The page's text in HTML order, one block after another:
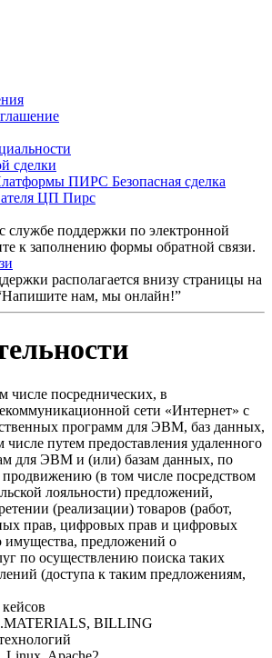
сделки
ПИРС Безопасная сделка
ЦП Пирс
службе поддержки по электронной
к заполнению формы обратной связи.
располагается внизу страницы на
нам, мы онлайн!”
числе посреднических, в
сети «Интернет» с
программ для ЭВМ, баз данных,
числе путем предоставления удаленного
для ЭВМ и (или) базам данных, по
(в том числе посредством
лояльности) предложений,
(реализации) товаров (работ,
прав, цифровых прав и цифровых
предложений о
по осуществлению поиска таких
(доступа к таким предложениям,
BILLING